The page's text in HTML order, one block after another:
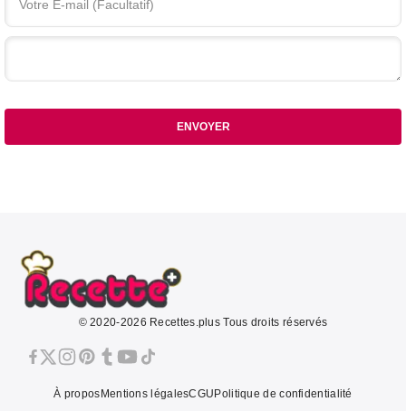
Votre commentaire
ENVOYER
© 2020-2026 Recettes.plus Tous droits réservés
À proposMentions légalesCGUPolitique de confidentialité